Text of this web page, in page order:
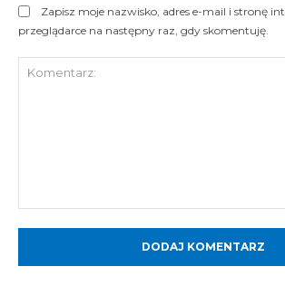
Zapisz moje nazwisko, adres e-mail i stronę
przeglądarce na następny raz, gdy skomentuję.